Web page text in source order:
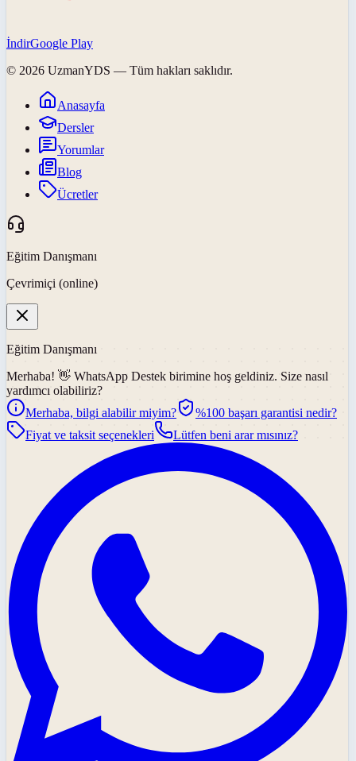
İndirGoogle Play
© 2026 UzmanYDS — Tüm hakları saklıdır.
Anasayfa
Dersler
Yorumlar
Blog
Ücretler
Eğitim Danışmanı
Çevrimiçi (online)
Eğitim Danışmanı
Merhaba! 👋 WhatsApp Destek birimine hoş geldiniz. Size nasıl
yardımcı olabiliriz?
Merhaba, bilgi alabilir miyim?
%100 başarı garantisi nedir?
Fiyat ve taksit seçenekleri
Lütfen beni arar mısınız?